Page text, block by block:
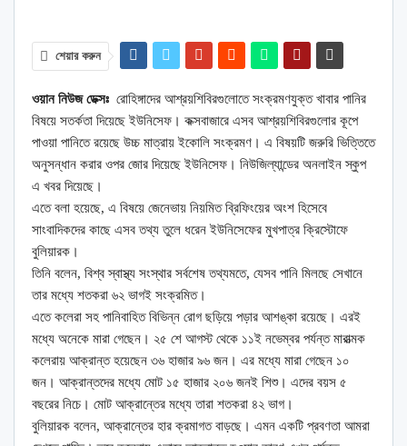
শেয়ার করুন
ওয়ান নিউজ ডেক্সঃ রোহিঙ্গাদের আশ্রয়শিবিরগুলোতে সংক্রমণযুক্ত খাবার পানির
বিষয়ে সতর্কতা দিয়েছে ইউনিসেফ। কক্সবাজারে এসব আশ্রয়শিবিরগুলোর কূপে
পাওয়া পানিতে রয়েছে উচ্চ মাত্রায় ইকোলি সংক্রমণ। এ বিষয়টি জরুরি ভিত্তিতে
অনুসন্ধান করার ওপর জোর দিয়েছে ইউনিসেফ। নিউজিল্যান্ডের অনলাইন স্কুপ
এ খবর দিয়েছে।
এতে বলা হয়েছে, এ বিষয়ে জেনেভায় নিয়মিত ব্রিফিংয়ের অংশ হিসেবে
সাংবাদিকদের কাছে এসব তথ্য তুলে ধরেন ইউনিসেফের মুখপাত্র ক্রিস্টোফে
বুলিয়ারক।
তিনি বলেন, বিশ্ব স্বাস্থ্য সংস্থার সর্বশেষ তথ্যমতে, যেসব পানি মিলছে সেখানে
তার মধ্যে শতকরা ৬২ ভাগই সংক্রমিত।
এতে কলেরা সহ পানিবাহিত বিভিন্ন রোগ ছড়িয়ে পড়ার আশঙ্কা রয়েছে। এরই
মধ্যে অনেকে মারা গেছেন। ২৫ শে আগস্ট থেকে ১১ই নভেম্বর পর্যন্ত মারাত্মক
কলেরায় আক্রান্ত হয়েছেন ৩৬ হাজার ৯৬ জন। এর মধ্যে মারা গেছেন ১০
জন। আক্রান্তদের মধ্যে মোট ১৫ হাজার ২০৬ জনই শিশু। এদের বয়স ৫
বছরের নিচে। মোট আক্রান্তের মধ্যে তারা শতকরা ৪২ ভাগ।
বুলিয়ারক বলেন, আক্রান্তের হার ক্রমাগত বাড়ছে। এমন একটি প্রবণতা আমরা